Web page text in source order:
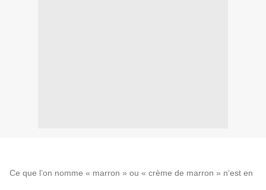
Ce que l’on nomme « marron » ou « crème de marron » n’est en